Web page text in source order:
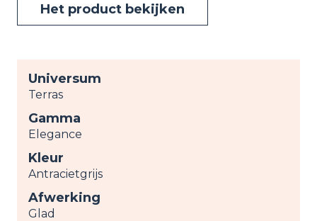
Het product bekijken
Universum
Terras
Gamma
Elegance
Kleur
Antracietgrijs
Afwerking
Glad